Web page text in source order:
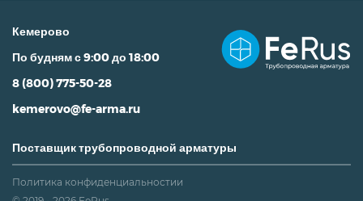
Кемерово
По будням с 9:00 до 18:00
8 (800) 775-50-28
kemerovo@fe-arma.ru
Поставщик трубопроводной арматуры
Политика конфиденциальностии